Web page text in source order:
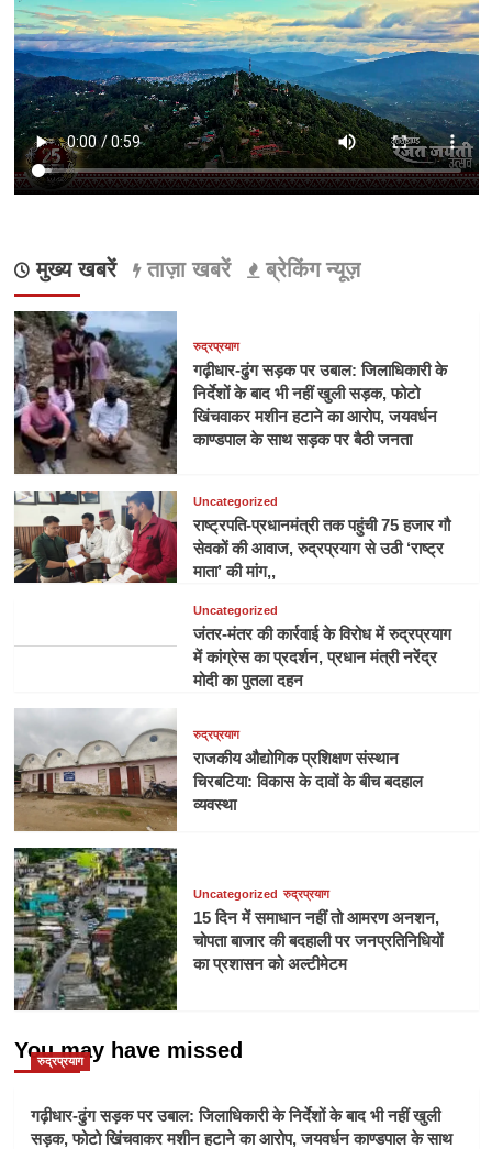
मुख्य खबरें ताज़ा खबरें ब्रेकिंग न्यूज़
रुद्रप्रयाग
गढ़ीधार-ढुंग सड़क पर उबाल: जिलाधिकारी के
निर्देशों के बाद भी नहीं खुली सड़क, फोटो
खिंचवाकर मशीन हटाने का आरोप, जयवर्धन
काण्डपाल के साथ सड़क पर बैठी जनता
Uncategorized
राष्ट्रपति-प्रधानमंत्री तक पहुंची 75 हजार गौ
सेवकों की आवाज, रुद्रप्रयाग से उठी ‘राष्ट्र
माता’ की मांग,,
Uncategorized
जंतर-मंतर की कार्रवाई के विरोध में रुद्रप्रयाग
में कांग्रेस का प्रदर्शन, प्रधान मंत्री नरेंद्र
मोदी का पुतला दहन
रुद्रप्रयाग
राजकीय औद्योगिक प्रशिक्षण संस्थान
चिरबटिया: विकास के दावों के बीच बदहाल
व्यवस्था
Uncategorized रुद्रप्रयाग
15 दिन में समाधान नहीं तो आमरण अनशन,
चोपता बाजार की बदहाली पर जनप्रतिनिधियों
का प्रशासन को अल्टीमेटम
You may have missed
रुद्रप्रयाग
गढ़ीधार-ढुंग सड़क पर उबाल: जिलाधिकारी के निर्देशों के बाद भी नहीं खुली
सड़क, फोटो खिंचवाकर मशीन हटाने का आरोप, जयवर्धन काण्डपाल के साथ